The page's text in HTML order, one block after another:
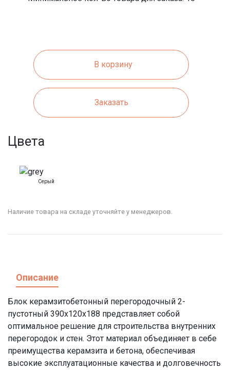
В корзину
Заказать
Цвета
Серый
Наличие товара на складе уточняйте у менеджеров.
Описание
Блок керамзитобетонный перегородочный 2-
пустотный 390х120х188 представляет собой
оптимальное решение для строительства внутренних
перегородок и стен. Этот материал объединяет в себе
преимущества керамзита и бетона, обеспечивая
высокие эксплуатационные качества и долговечность